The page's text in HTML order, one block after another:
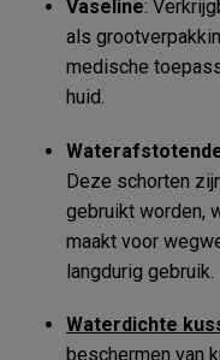
Vaseline:
als
medische
huid.
Deze schorten
gebruikt worden,
maakt voor
langdurig gebruik.
Waterdichte
beschermen van